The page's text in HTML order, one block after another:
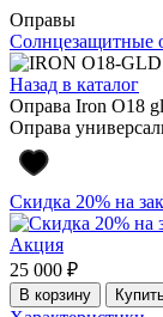
Оправы
Солнцезащитные
Назад в каталог
Оправа Iron O18
Оправа
Скидка 20% на
Акция
25 000 ₽
В корзину